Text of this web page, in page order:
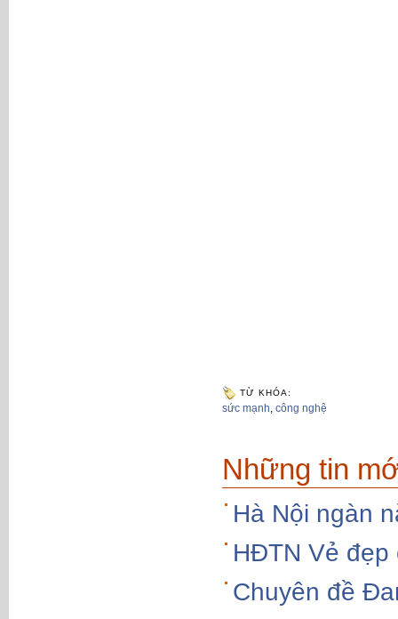
TỪ KHÓA:
sức mạnh, công nghệ
Những tin
Hà Nội ngàn
HĐTN Vẻ
Chuyên đề